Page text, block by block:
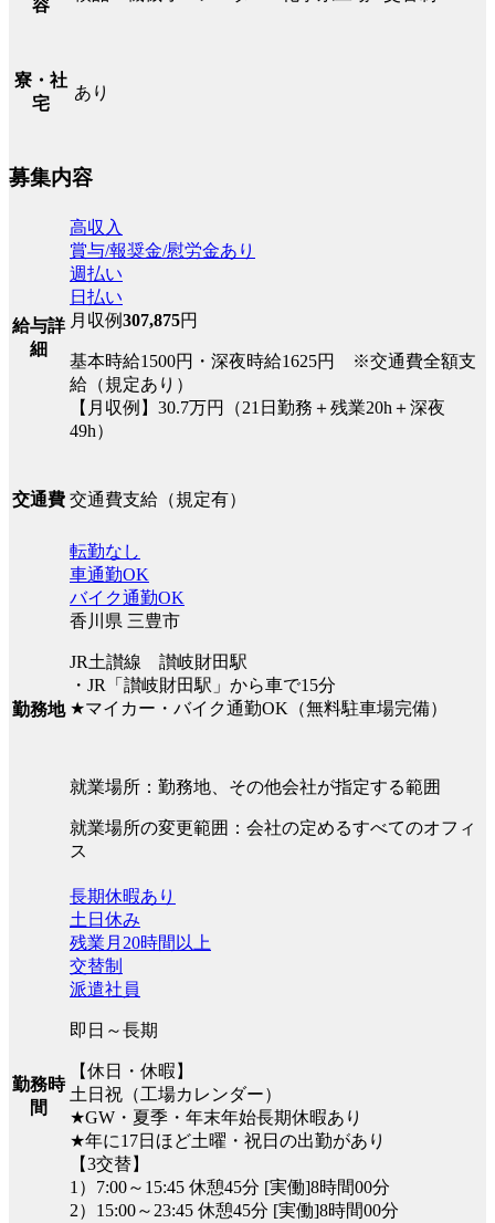
容
寮・社
宅
あり
募集内容
給与詳
細
高収入
賞与/報奨金/慰労金あり
週払い
日払い
月収例307,875円
基本時給1500円・深夜時給1625円 ※交通費全額支
給（規定あり）
【月収例】30.7万円（21日勤務＋残業20h＋深夜
49h）
交通費 交通費支給（規定有）
勤務地
転勤なし
車通勤OK
バイク通勤OK
香川県 三豊市
JR土讃線 讃岐財田駅
・JR「讃岐財田駅」から車で15分
★マイカー・バイク通勤OK（無料駐車場完備）
就業場所：勤務地、その他会社が指定する範囲
就業場所の変更範囲：会社の定めるすべてのオフィ
ス
勤務時
間
長期休暇あり
土日休み
残業月20時間以上
交替制
派遣社員
即日～長期
【休日・休暇】
土日祝（工場カレンダー）
★GW・夏季・年末年始長期休暇あり
★年に17日ほど土曜・祝日の出勤があり
【3交替】
1）7:00～15:45 休憩45分 [実働]8時間00分
2）15:00～23:45 休憩45分 [実働]8時間00分